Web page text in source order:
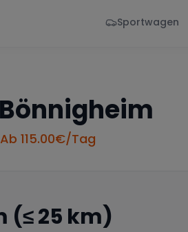
Sportwagen
Bönnigheim
115.00€/Tag
(≤ 25 km)